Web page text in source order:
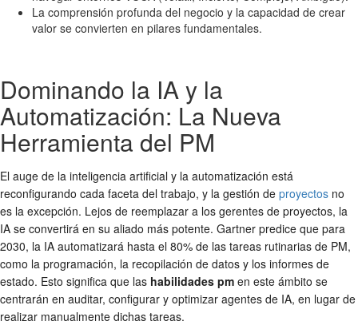
La comprensión profunda del negocio y la capacidad de crear
valor se convierten en pilares fundamentales.
Dominando la IA y la
Automatización: La Nueva
Herramienta del PM
El auge de la inteligencia artificial y la automatización está
reconfigurando cada faceta del trabajo, y la gestión de proyectos no
es la excepción. Lejos de reemplazar a los gerentes de proyectos, la
IA se convertirá en su aliado más potente. Gartner predice que para
2030, la IA automatizará hasta el 80% de las tareas rutinarias de PM,
como la programación, la recopilación de datos y los informes de
estado. Esto significa que las habilidades pm en este ámbito se
centrarán en auditar, configurar y optimizar agentes de IA, en lugar de
realizar manualmente dichas tareas.